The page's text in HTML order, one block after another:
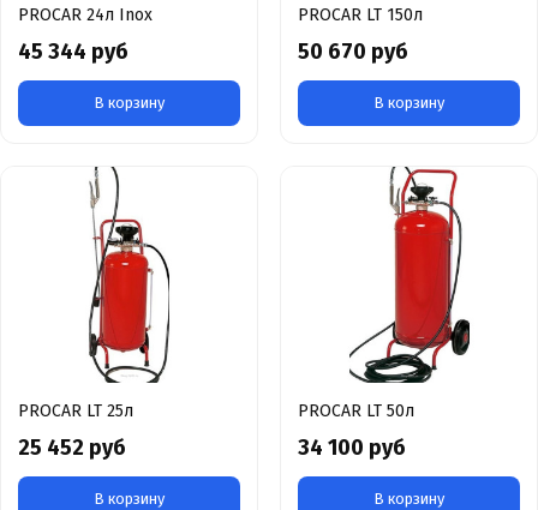
PROCAR 24л Inox
45 344 руб
В корзину
PROCAR LT 150л
50 670 руб
В корзину
PROCAR LT 25л
25 452 руб
В корзину
PROCAR LT 50л
34 100 руб
В корзину